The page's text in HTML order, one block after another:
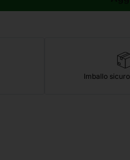
Imballo